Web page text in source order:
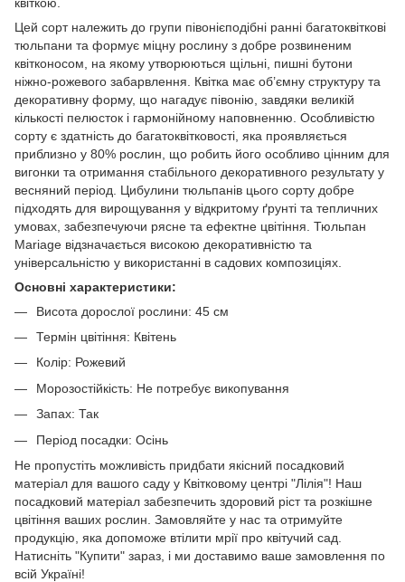
Цей сорт належить до групи півонієподібні ранні багатоквіткові
тюльпани та формує міцну рослину з добре розвиненим
квітконосом, на якому утворюються щільні, пишні бутони
ніжно-рожевого забарвлення. Квітка має об’ємну структуру та
декоративну форму, що нагадує півонію, завдяки великій
кількості пелюсток і гармонійному наповненню. Особливістю
сорту є здатність до багатоквітковості, яка проявляється
приблизно у 80% рослин, що робить його особливо цінним для
вигонки та отримання стабільного декоративного результату у
весняний період. Цибулини тюльпанів цього сорту добре
підходять для вирощування у відкритому ґрунті та тепличних
умовах, забезпечуючи рясне та ефектне цвітіння. Тюльпан
Mariage відзначається високою декоративністю та
універсальністю у використанні в садових композиціях.
Основні характеристики:
Висота дорослої рослини: 45 см
Термін цвітіння: Квітень
Колір: Рожевий
Морозостійкість: Не потребує викопування
Запах: Так
Період посадки: Осінь
Не пропустіть можливість придбати якісний посадковий
матеріал для вашого саду у Квітковому центрі "Лілія"! Наш
посадковий матеріал забезпечить здоровий ріст та розкішне
цвітіння ваших рослин. Замовляйте у нас та отримуйте
продукцію, яка допоможе втілити мрії про квітучий сад.
Натисніть "Купити" зараз, і ми доставимо ваше замовлення по
всій Україні!